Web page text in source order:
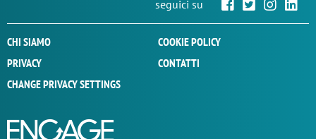
seguici su
CHI SIAMO
COOKIE POLICY
PRIVACY
CONTATTI
CHANGE PRIVACY SETTINGS